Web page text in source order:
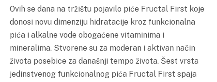
Ovih se dana na tržištu pojavilo piće Fructal First koje
donosi novu dimenziju hidratacije kroz funkcionalna
pića i alkalne vode obogaćene vitaminima i
mineralima. Stvorene su za moderan i aktivan način
života posebice za današnji tempo života. Šest vrsta
jedinstvenog funkcionalnog pića Fructal First spaja